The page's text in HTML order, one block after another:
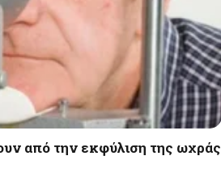
από την εκφύλιση της ωχράς